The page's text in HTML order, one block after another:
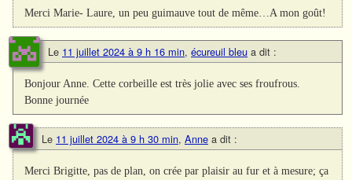
Merci Marie- Laure, un peu guimauve tout de même…A mon goût!
Le 11 juillet 2024 à 9 h 16 min, écureuil bleu a dit :
Bonjour Anne. Cette corbeille est très jolie avec ses froufrous.
Bonne journée
Le 11 juillet 2024 à 9 h 30 min, Anne a dit :
Merci Brigitte, pas de plan, on crée par plaisir au fur et à mesure; ça